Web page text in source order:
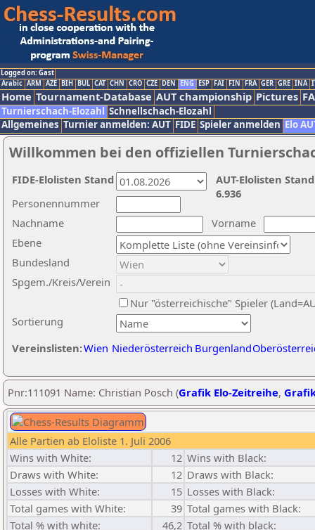
Logged on: Gast
Arabic ARM AZE BIH BUL CAT CHN CRO CZE DEN ENG ESP FAI FIN FRA GER GRE INA
Home Tournament-Database AUT championship Pictures
Turnierschach-Elozahl Schnellschach-Elozahl
Allgemeines Turnier anmelden: AUT FIDE Spieler anmelden Elo
Willkommen bei den offiziellen
Nachname
Vorname
Ebene
Sortierung
Personennummer
Bundesland
Spgem./Kreis/Verein
Nur "österreichische" Spieler
Vereinslisten:Wien Niederösterreich Burgenland
AUT-Elolisten
6.936
FIDE-Elolisten Stand
Pnr:111091 Name: Christian Posch (Grafik Elo-Zeitreihe,
Alle Partien ab Eloliste 1. Juli 2006
Wins with White:
12 Wins with Black:
Draws with White:
12 Draws with Black:
Losses with White:
15 Losses with Black:
Total games with White:
39 Total games with Black:
Total % with white:
46,2 Total % with black: